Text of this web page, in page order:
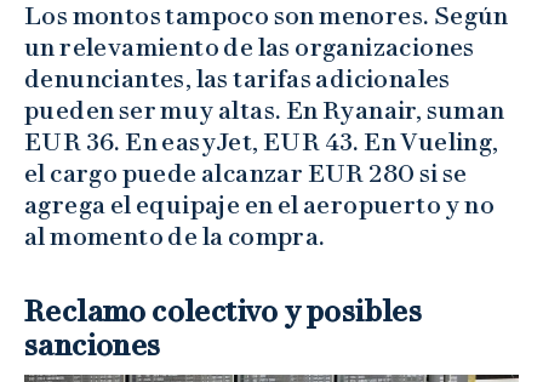
Los montos tampoco son menores. Según
un relevamiento de las organizaciones
denunciantes, las tarifas adicionales
pueden ser muy altas. En Ryanair, suman
EUR 36. En easyJet, EUR 43. En Vueling,
el cargo puede alcanzar EUR 280 si se
agrega el equipaje en el aeropuerto y no
al momento de la compra.
Reclamo colectivo y posibles
sanciones